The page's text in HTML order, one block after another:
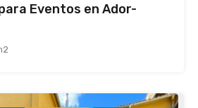
Eventos en Ador-